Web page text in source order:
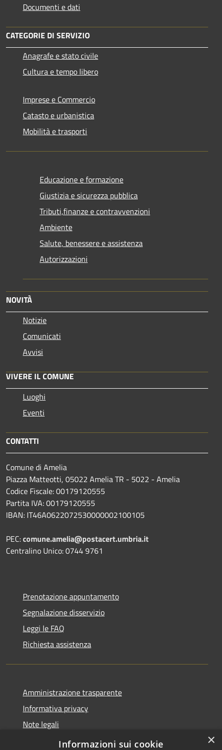
Documenti e dati
CATEGORIE DI SERVIZIO
Anagrafe e stato civile
Cultura e tempo libero
Imprese e Commercio
Catasto e urbanistica
Mobilità e trasporti
Educazione e formazione
Giustizia e sicurezza pubblica
Tributi,finanze e contravvenzioni
Ambiente
Salute, benessere e assistenza
Autorizzazioni
NOVITÀ
Notizie
Comunicati
Avvisi
VIVERE IL COMUNE
Luoghi
Eventi
CONTATTI
Comune di Amelia
Piazza Matteotti, 05022 Amelia TR - 5022 - Amelia
Codice Fiscale: 00179120555
Partita IVA: 00179120555
IBAN: IT46A0622072530000002100105
PEC:comune.amelia@postacert.umbria.it
Centralino Unico: 0744 9761
Prenotazione appuntamento
Segnalazione disservizio
Leggi le FAQ
Richiesta assistenza
Amministrazione trasparente
Informativa privacy
Note legali
Dichiarazione di accessibilità
×
Informazioni sui cookie